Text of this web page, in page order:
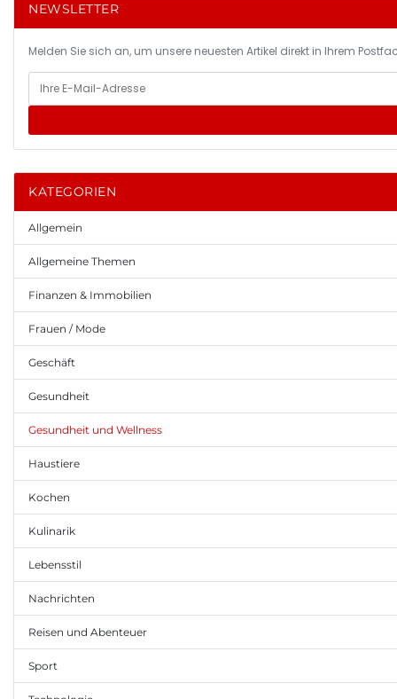
NEWSLETTER
Melden Sie sich an, um unsere neuesten Artikel direkt in Ihrem
KATEGORIEN
Allgemein
Allgemeine Themen
Finanzen & Immobilien
Frauen / Mode
Geschäft
Gesundheit
Gesundheit und Wellness
Haustiere
Kochen
Kulinarik
Lebensstil
Nachrichten
Reisen und Abenteuer
Sport